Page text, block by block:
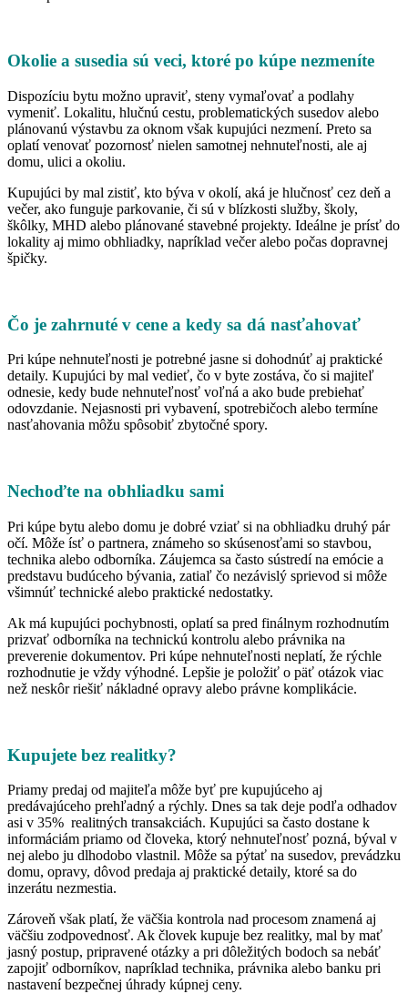
Okolie a susedia sú veci, ktoré po kúpe nezmeníte
Dispozíciu bytu možno upraviť, steny vymaľovať a podlahy
vymeniť. Lokalitu, hlučnú cestu, problematických susedov alebo
plánovanú výstavbu za oknom však kupujúci nezmení. Preto sa
oplatí venovať pozornosť nielen samotnej nehnuteľnosti, ale aj
domu, ulici a okoliu.
Kupujúci by mal zistiť, kto býva v okolí, aká je hlučnosť cez deň a
večer, ako funguje parkovanie, či sú v blízkosti služby, školy,
škôlky, MHD alebo plánované stavebné projekty. Ideálne je prísť do
lokality aj mimo obhliadky, napríklad večer alebo počas dopravnej
špičky.
Čo je zahrnuté v cene a kedy sa dá nasťahovať
Pri kúpe nehnuteľnosti je potrebné jasne si dohodnúť aj praktické
detaily. Kupujúci by mal vedieť, čo v byte zostáva, čo si majiteľ
odnesie, kedy bude nehnuteľnosť voľná a ako bude prebiehať
odovzdanie. Nejasnosti pri vybavení, spotrebičoch alebo termíne
nasťahovania môžu spôsobiť zbytočné spory.
Nechoďte na obhliadku sami
Pri kúpe bytu alebo domu je dobré vziať si na obhliadku druhý pár
očí. Môže ísť o partnera, známeho so skúsenosťami so stavbou,
technika alebo odborníka. Záujemca sa často sústredí na emócie a
predstavu budúceho bývania, zatiaľ čo nezávislý sprievod si môže
všimnúť technické alebo praktické nedostatky.
Ak má kupujúci pochybnosti, oplatí sa pred finálnym rozhodnutím
prizvať odborníka na technickú kontrolu alebo právnika na
preverenie dokumentov. Pri kúpe nehnuteľnosti neplatí, že rýchle
rozhodnutie je vždy výhodné. Lepšie je položiť o päť otázok viac
než neskôr riešiť nákladné opravy alebo právne komplikácie.
Kupujete bez realitky?
Priamy predaj od majiteľa môže byť pre kupujúceho aj
predávajúceho prehľadný a rýchly. Dnes sa tak deje podľa odhadov
asi v 35% realitných transakciách. Kupujúci sa často dostane k
informáciám priamo od človeka, ktorý nehnuteľnosť pozná, býval v
nej alebo ju dlhodobo vlastnil. Môže sa pýtať na susedov, prevádzku
domu, opravy, dôvod predaja aj praktické detaily, ktoré sa do
inzerátu nezmestia.
Zároveň však platí, že väčšia kontrola nad procesom znamená aj
väčšiu zodpovednosť. Ak človek kupuje bez realitky, mal by mať
jasný postup, pripravené otázky a pri dôležitých bodoch sa nebáť
zapojiť odborníkov, napríklad technika, právnika alebo banku pri
nastavení bezpečnej úhrady kúpnej ceny.